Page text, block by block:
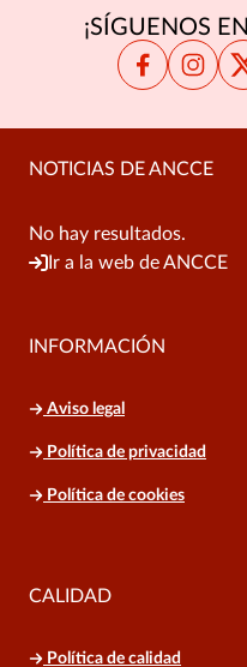
¡SÍGUENOS
NOTICIAS DE ANCCE
No hay resultados.
Ir a la web de ANCCE
INFORMACIÓN
Aviso legal
Política de privacidad
Política de cookies
CALIDAD
Política de calidad